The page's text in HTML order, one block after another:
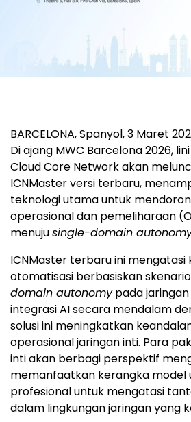
BARCELONA, Spanyol, 3 Maret
Di ajang MWC Barcelona 2026,
Cloud Core Network akan
ICNMaster versi terbaru,
teknologi utama untuk
operasional dan pemeliharaan
menujusingle-domain
ICNMaster terbaru ini mengatasi
otomatisasi berbasiskan
domain autonomypada jaringan
integrasi AI secara mendalam
solusi ini meningkatkan
operasional jaringan inti. Para
inti akan berbagi perspektif
memanfaatkan kerangka model
profesional untuk mengatasi
dalam lingkungan jaringan yang